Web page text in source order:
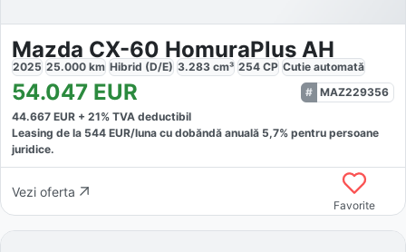
Mazda CX-60 HomuraPlus AH
2025 25.000 km Hibrid (D/E) 3.283 cm³ 254 CP Cutie automată
54.047 EUR
MAZ229356
44.667 EUR + 21% TVA deductibil
Leasing de la 544 EUR/luna cu dobăndă anuală 5,7% pentru persoane
juridice.
Vezi oferta
Favorite